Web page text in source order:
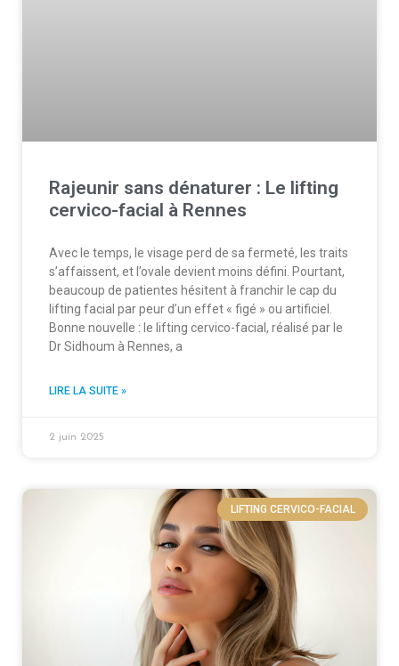
Rajeunir sans dénaturer : Le lifting
cervico-facial à Rennes
Avec le temps, le visage perd de sa fermeté, les traits
s’affaissent, et l’ovale devient moins défini. Pourtant,
beaucoup de patientes hésitent à franchir le cap du
lifting facial par peur d’un effet « figé » ou artificiel.
Bonne nouvelle : le lifting cervico-facial, réalisé par le
Dr Sidhoum à Rennes, a
LIRE LA SUITE »
2 juin 2025
LIFTING CERVICO-FACIAL